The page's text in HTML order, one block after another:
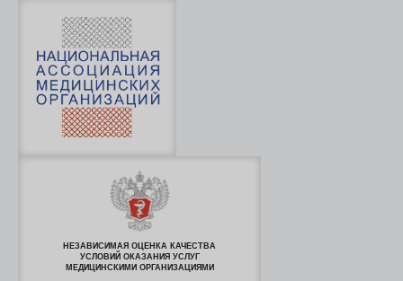
НЕЗАВИСИМАЯ ОЦЕНКА КАЧЕСТВА
УСЛОВИЙ ОКАЗАНИЯ УСЛУГ
МЕДИЦИНСКИМИ ОРГАНИЗАЦИЯМИ